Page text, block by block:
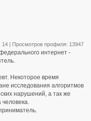
14 | Просмотров профиля: 13947
интернет -
Некоторое время
исследования алгоритмов
нарушений, а так же
человека.